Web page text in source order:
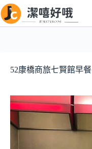
跳
至
52康橋商旅七賢館早餐